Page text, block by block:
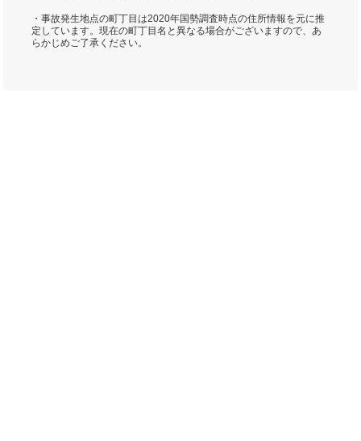
・事故発生地点の町丁目は2020年国勢調査時点の住所情報を元に推
定しています。現在の町丁目名と異なる場合がございますので、あ
らかじめご了承ください。